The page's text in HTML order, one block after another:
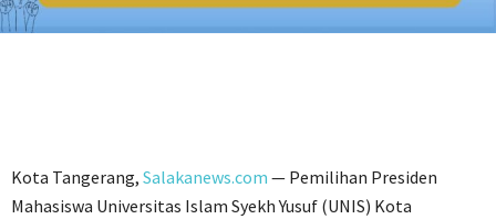
Kota Tangerang, Salakanews.com — Pemilihan Presiden
Mahasiswa Universitas Islam Syekh Yusuf (UNIS) Kota